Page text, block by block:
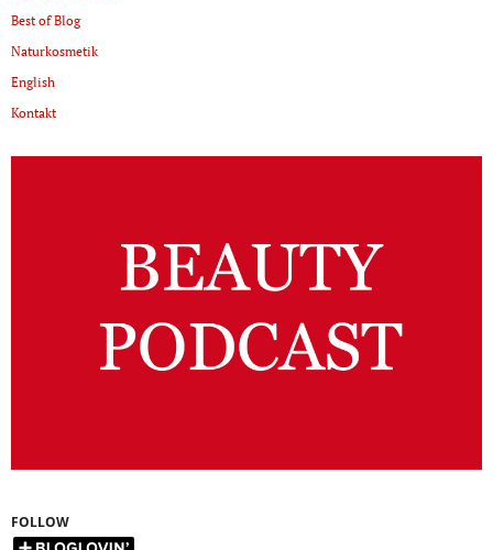
Best of Blog
Naturkosmetik
English
Kontakt
FOLLOW